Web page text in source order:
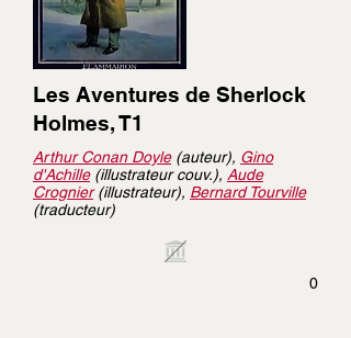
Les Aventures de Sherlock
Holmes, T1
Arthur Conan Doyle(auteur), Gino
d'Achille(illustrateur couv.), Aude
Crognier(illustrateur), Bernard Tourville
(traducteur)
0